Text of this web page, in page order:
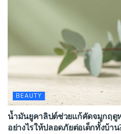
BEAUTY
น้ำมันยูคาลิปต์ช่วยแก้คัดจมูกฤดู
อย่างไรให้ปลอดภัยต่อเด็กทั้งบ้าน